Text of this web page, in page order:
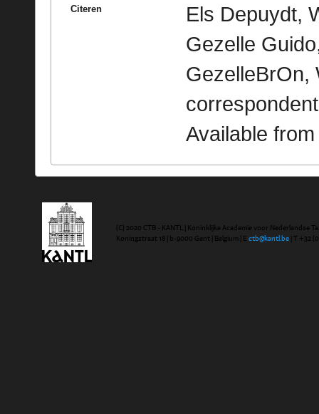
Citeren
Els Depuydt,
Gezelle
GezelleBrOn,
Available
(C) 2020 CTB - KANTL | Koninklijke Academie voor Nederlandse
Koningstraat 18 | b-9000 Gent | Belgium | E ctb@kantl.be | T +32